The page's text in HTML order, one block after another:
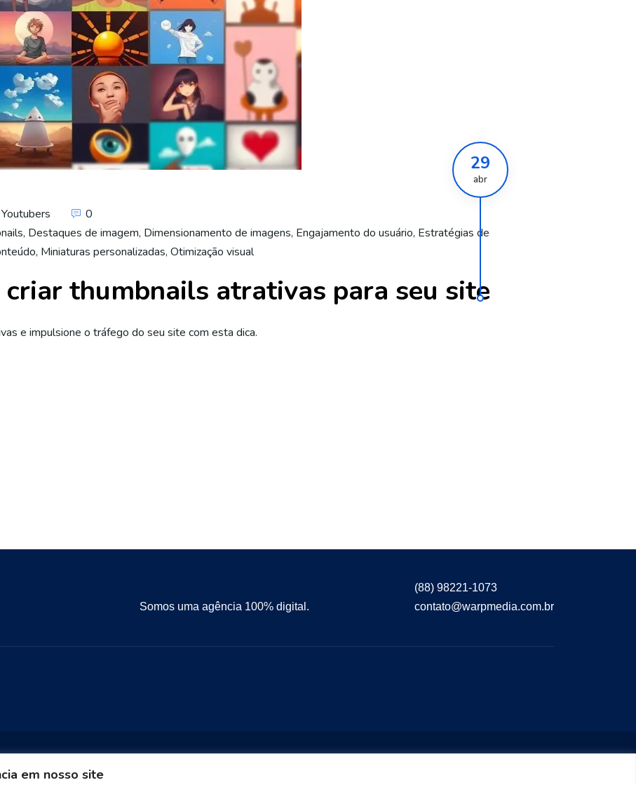
em nosso site
0
29
abr
, Destaques de imagem, Dimensionamento de imagens, Engajamento do usuário, Estratégias de
, Miniaturas personalizadas, Otimização visual
criar thumbnails atrativas para seu site
e impulsione o tráfego do seu site com esta dica.
Somos uma agência 100% digital.
(88) 98221-1073
contato@warpmedia.com.br